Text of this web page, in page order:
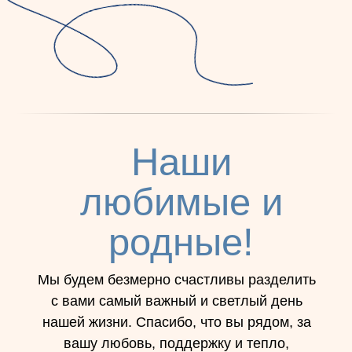
Мы будем безмерно счастливы разделить
с вами самый важный и светлый день
нашей жизни. Спасибо, что вы рядом, за
вашу любовь, поддержку и тепло,
Наши
любимые и
родные!